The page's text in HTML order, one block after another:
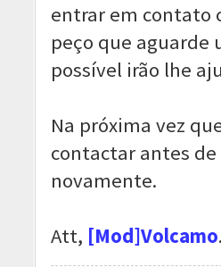
entrar em contato
peço que aguarde
possível irão lhe
Na próxima vez
contactar antes
novamente.
Att, [Mod]Volcamo